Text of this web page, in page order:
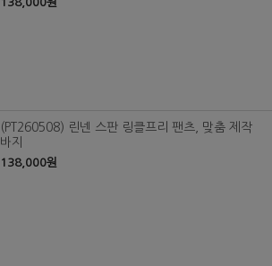
138,000원
(PT260508) 린넨 스판 링클프리 팬츠, 맞춤 제작
바지
138,000원